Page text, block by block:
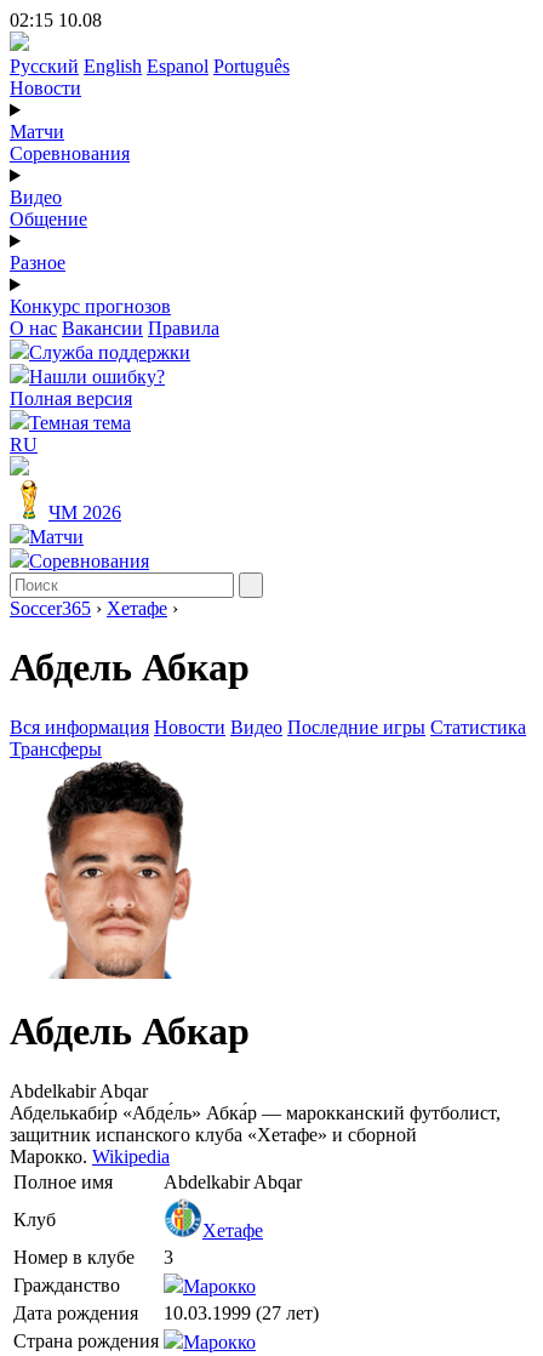
02:15 10.08
Русский English Espanol Português
Новости
Матчи
Соревнования
Видео
Общение
Разное
Конкурс прогнозов
О нас Вакансии Правила
Служба поддержки
Нашли ошибку?
Полная версия
Темная тема
RU
ЧМ 2026
Матчи
Соревнования
Soccer365 › Хетафе ›
Абдель Абкар
Вся информация Новости Видео Последние игры Статистика
Трансферы
Абдель Абкар
Abdelkabir Abqar
Абделькаби́р «Абде́ль» Абка́р — марокканский футболист,
защитник испанского клуба «Хетафе» и сборной
Марокко. Wikipedia
Полное имя
Abdelkabir Abqar
Клуб
Хетафе
Номер в клубе
3
Гражданство
Марокко
Дата рождения
10.03.1999 (27 лет)
Страна рождения
Марокко